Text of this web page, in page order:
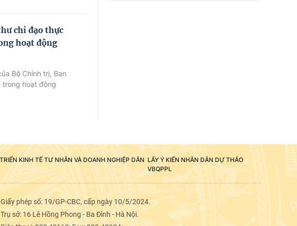
chỉ đạo thực
hoạt động
Bộ Chính trị, Ban
trong hoạt động
KINH TẾ TƯ NHÂN VÀ DOANH NGHIỆP DÂN LẤY Ý KIẾN NHÂN DÂN DỰ THẢO
VBQPPL
Giấy phép số: 19/GP-CBC, cấp ngày 10/5/2024.
Trụ sở: 16 Lê Hồng Phong - Ba Đình - Hà Nội.